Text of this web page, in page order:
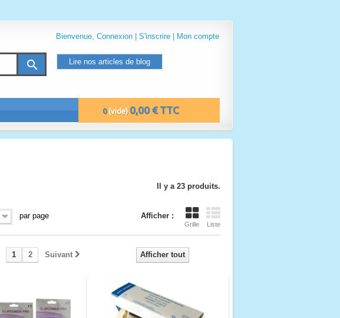
Bienvenue, Connexion | S'inscrire | Mon compte
search
0 (vide) 0,00 € TTC
Lire nos articles de blog
Il y a 23 produits.
Afficher :
Grille Liste
par page
Afficher tout
1 2 Suivant